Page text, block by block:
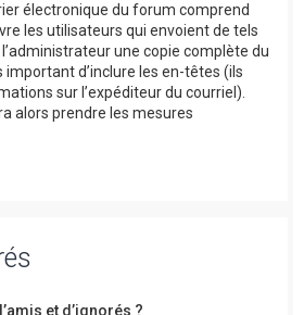
électronique du forum comprend
les utilisateurs qui envoient de tels
une copie complète du
important d’inclure les en-têtes (ils
sur l’expéditeur du courriel).
alors prendre les mesures
et d’ignorés ?